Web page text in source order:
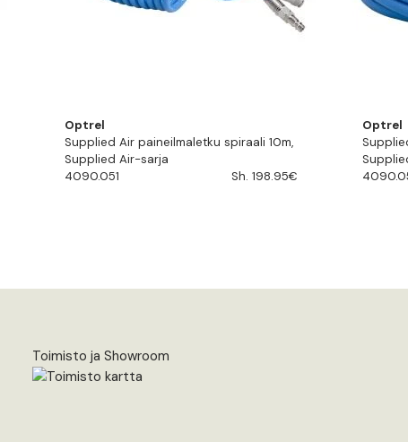
Optrel
Supplied Air paineilmaletku spiraali 10m,
Supplied Air-sarja
4090.051
Sh. 198.95€
Optrel
Toimisto ja Showroom